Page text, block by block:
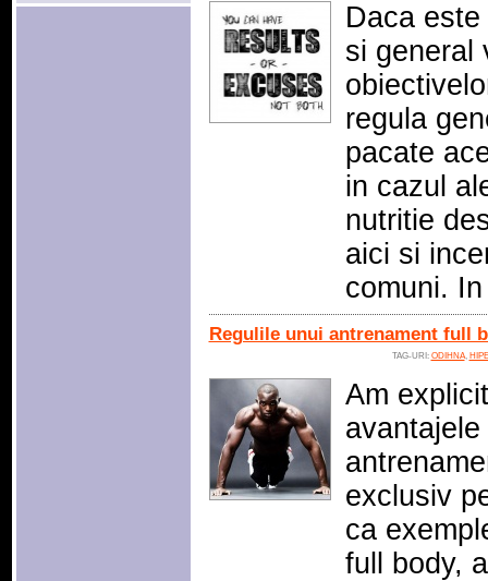
Daca
si general
regula
pacate
in cazul
nutritie
aici si
comuni.
Regulile unui antrenament full
TAG-URI: ODIHNA,
Am
exclusiv
ca
full body,